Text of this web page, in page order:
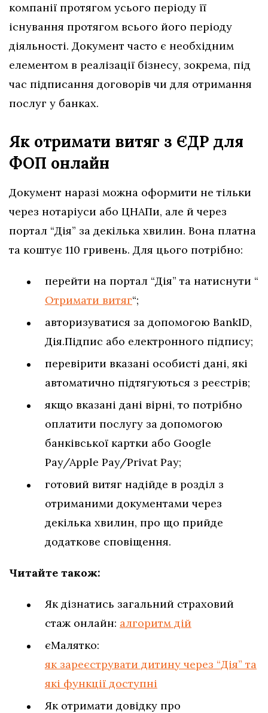
компанії протягом усього періоду її
існування протягом всього його періоду
діяльності. Документ часто є необхідним
елементом в реалізації бізнесу, зокрема, під
час підписання договорів чи для отримання
послуг у банках.
Як отримати витяг з ЄДР для
ФОП онлайн
Документ наразі можна оформити не тільки
через нотаріуси або ЦНАПи, але й через
портал “Дія” за декілька хвилин. Вона платна
та коштує 110 гривень. Для цього потрібно:
перейти на портал “Дія” та натиснути “
Отримати витяг“;
авторизуватися за допомогою BankID,
Дія.Підпис або електронного підпису;
перевірити вказані особисті дані, які
автоматично підтягуються з реєстрів;
якщо вказані дані вірні, то потрібно
оплатити послугу за допомогою
банківської картки або Google
Pay/Apple Pay/Privat Pay;
готовий витяг надійде в розділ з
отриманими документами через
декілька хвилин, про що прийде
додаткове сповіщення.
Читайте також:
Як дізнатись загальний страховий
стаж онлайн: алгоритм дій
єМалятко:
як зареєструвати дитину через “Дія” та
які функції доступні
Як отримати довідку про